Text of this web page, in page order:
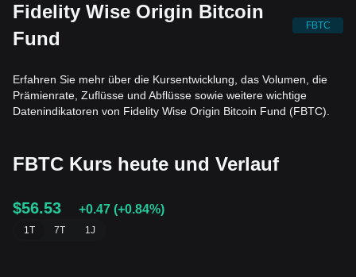
Fidelity Wise Origin Bitcoin
Fund
FBTC
Erfahren Sie mehr über die Kursentwicklung, das Volumen, die
Prämienrate, Zuflüsse und Abflüsse sowie weitere wichtige
Datenindikatoren von Fidelity Wise Origin Bitcoin Fund (FBTC).
FBTC Kurs heute und Verlauf
$56.53 +0.47 (+0.84%)
1T 7T 1J